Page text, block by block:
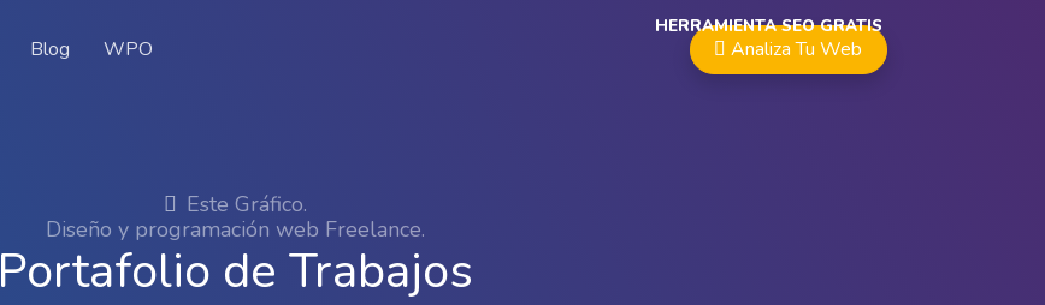
Blog WPO Analiza Tu Web
HERRAMIENTA SEO GRATIS
Este Gráfico.
Diseño y programación web Freelance.
Portafolio de Trabajos